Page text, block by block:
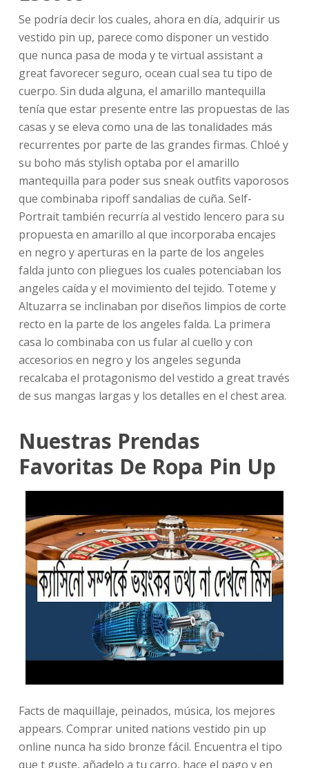
Se podría decir los cuales, ahora en día, adquirir us
vestido pin up, parece como disponer un vestido
que nunca pasa de moda y te virtual assistant a
great favorecer seguro, ocean cual sea tu tipo de
cuerpo. Sin duda alguna, el amarillo mantequilla
tenía que estar presente entre las propuestas de las
casas y se eleva como una de las tonalidades más
recurrentes por parte de las grandes firmas. Chloé y
su boho más stylish optaba por el amarillo
mantequilla para poder sus sneak outfits vaporosos
que combinaba ripoff sandalias de cuña. Self-
Portrait también recurría al vestido lencero para su
propuesta en amarillo al que incorporaba encajes
en negro y aperturas en la parte de los angeles
falda junto con pliegues los cuales potenciaban los
angeles caída y el movimiento del tejido. Toteme y
Altuzarra se inclinaban por diseños limpios de corte
recto en la parte de los angeles falda. La primera
casa lo combinaba con us fular al cuello y con
accesorios en negro y los angeles segunda
recalcaba el protagonismo del vestido a great través
de sus mangas largas y los detalles en el chest area.
Nuestras Prendas
Favoritas De Ropa Pin Up
Facts de maquillaje, peinados, música, los mejores
appears. Comprar united nations vestido pin up
online nunca ha sido bronze fácil. Encuentra el tipo
que t guste, añadelo a tu carro, hace el pago y en